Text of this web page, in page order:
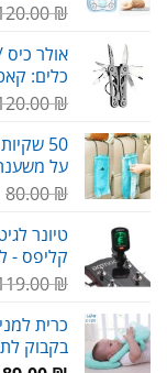
₪
אולר כיס
כלים:
₪
50
על
80.00₪
טיונר
קליפס -
₪
כרית
בקבוק לתינוק